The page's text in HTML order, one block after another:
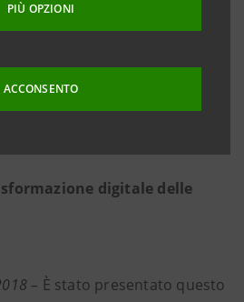
PIÙ OPZIONI
ACCONSENTO
digitale delle
– È stato presentato questo